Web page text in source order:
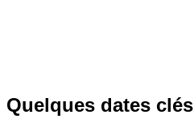
Quelques dates clés